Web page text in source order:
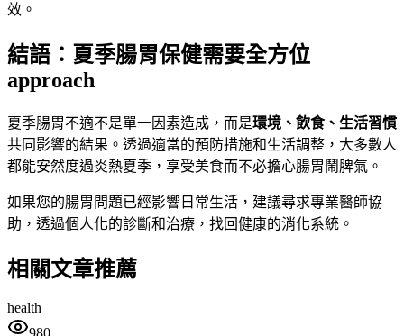
效。
結語：夏季腸胃保健需要全方位
approach
夏季腸胃不適不是單一因素造成，而是環境、飲食、生活習慣
共同影響的結果。透過適當的預防措施和生活調整，大多數人
都能安然度過炎熱夏季，享受美食而不必擔心腸胃鬧脾氣。
如果您的腸胃問題已經影響日常生活，建議尋求專業醫師協
助，透過個人化的診斷和治療，找回健康的消化系統。
相關文章推薦
health